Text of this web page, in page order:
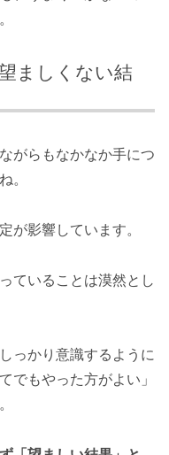
ましくない結
がらもなかなか手につ
。
が影響しています。
ていることは漠然とし
っかり意識するように
でもやった方がよい」